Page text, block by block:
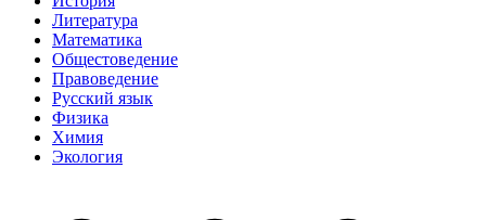
Литература
Математика
Общестоведение
Правоведение
Русский язык
Физика
Химия
Экология